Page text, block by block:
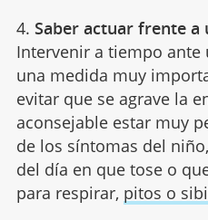
4. Saber actuar frente a
Intervenir a tiempo ante
una medida muy
evitar que se agrave la
aconsejable estar muy
de los síntomas del
del día en que tose o
para respirar, pitos o